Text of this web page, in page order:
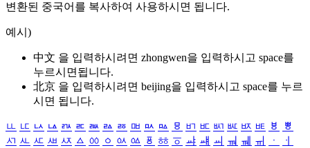
변환된 중국어를 복사하여 사용하시면 됩니다.
예시)
中文 을 입력하시려면 zhongwen을 입력하시고 space를
누르시면됩니다.
北京 을 입력하시려면 beijing을 입력하시고 space를 누르
시면 됩니다.
ㅥ ㅦ ㅧ ㅨ ㅩ ㅪ ㅫ ㅬ ㅭ ㅮ ㅯ ㅰ ㅱ ㅲ ㅳ ㅴ ㅵ ㅶ ㅷ ㅸ
ㅹ
ㅺ ㅻ ㅼ ㅽ ㅾ ㅿ ㆀ ㆁ ㆂ ㆃ ㆄ ㆅ ㆆ ㆇ ㆈ ㆉ ㆊ ㆋ ㆌ ㆍ
ㆎ